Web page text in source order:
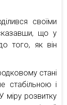
своїми
що у
того, як він
стані
стабільною і
міру розвитку